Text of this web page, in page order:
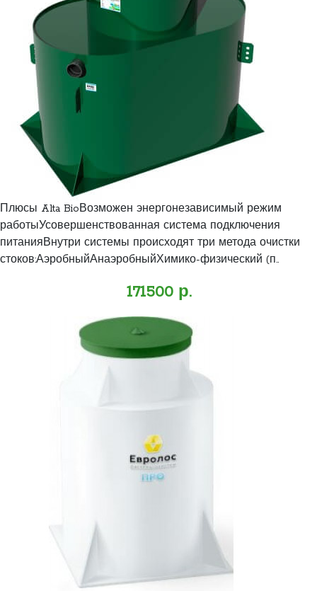
Плюсы Alta BioВозможен энергонезависимый режим
работыУсовершенствованная система подключения
питанияВнутри системы происходят три метода очистки
стоков:АэробныйАнаэробныйХимико-физический (п..
171500 р.